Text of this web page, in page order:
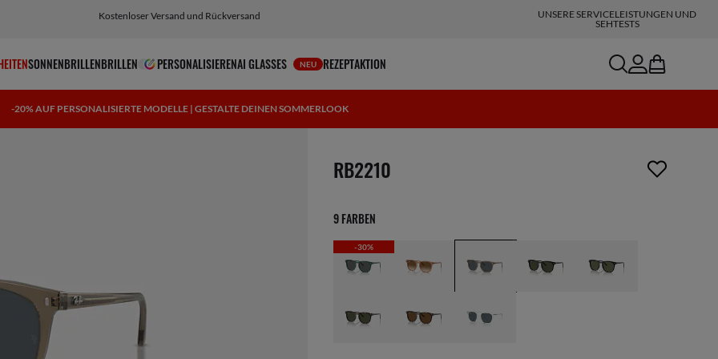
Wähle Klarna und PayPal für einfache und flexible Zahlungsoptionen
UNSERE SERVICELEISTUNGEN UND
SEHTESTS
SONNENBRILLENBRILLEN PERSONALISIERENAI GLASSES NEU REZEPTAKTION searchaccount
bag
-20% AUF PERSONALISIERTE MODELLE | GESTALTE DEINEN SOMMERLOOK
1 Artikel wurde von deiner Wunschliste entfernt
RB2210
9 FARBEN
-30%